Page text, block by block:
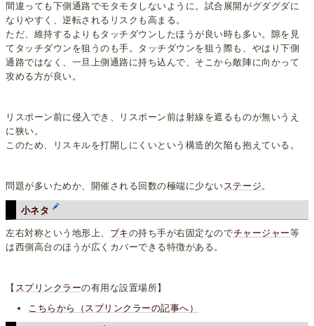
間違っても下側通路でモタモタしないように。試合展開がグダグダに
なりやすく、逆転されるリスクも高まる。
ただ、維持するよりもタッチダウンしたほうが良い時も多い。隙を見
てタッチダウンを狙うのも手。タッチダウンを狙う際も、やはり下側
通路ではなく、一旦上側通路に持ち込んで、そこから敵陣に向かって
攻める方が良い。
リスポーン前に侵入でき、リスポーン前は射線を遮るものが無いうえ
に狭い。
このため、リスキルを打開しにくいという構造的欠陥も抱えている。
問題が多いためか、開催される回数の極端に少ないステージ。
小ネタ
左右対称という地形上、 ブキの持ち手が右固定なのでチャージャー等
は西側高台のほうが広くカバーできる特徴がある。
【 スプリンクラーの有用な設置場所】
こちらから（スプリンクラーの記事へ）